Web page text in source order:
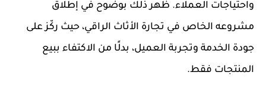
واحتياجات العملاء. ظهر ذلك بوضوح في إطلاق
مشروعه الخاص في تجارة الأثاث الراقي، حيث ركّز على
جودة الخدمة وتجربة العميل، بدلًا من الاكتفاء ببيع
المنتجات فقط.